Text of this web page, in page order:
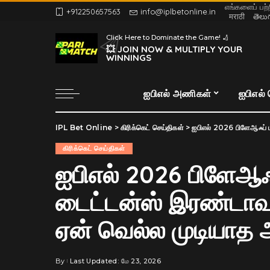
+912250657563 info@iplbetonline.in
எங்களைப்
मराठी
Click Here to Dominate the Game! 🏏
💥 JOIN NOW & MULTIPLY YOUR
WINNINGS
ஐபிஎல் அணிகள்
IPL Bet Online >கிரிக்கெட் செய்திகள்>ஐபிஎல் 2026 பிளேஆஃப்
கிரிக்கெட் செய்திகள்
ஐபிஎல் 2026
டைட்டன்ஸ்
ஏன் வெல்ல முடியாத
Posted
By Last Updated: மே 23, 2026